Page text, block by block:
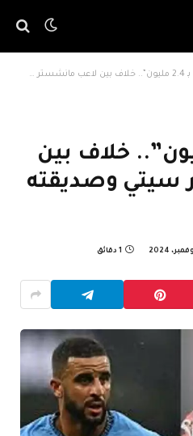
(صور)
بـ 2.4 مليون”.. خلاف بين
سيتي وصديقته
1 دقائق